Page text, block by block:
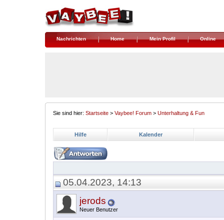
Nachrichten Home Mein Profil Online
Sie sind hier: Startseite > Vaybee! Forum > Unterhaltung & Fun
Hilfe Kalender
05.04.2023, 14:13
jerods
Neuer Benutzer